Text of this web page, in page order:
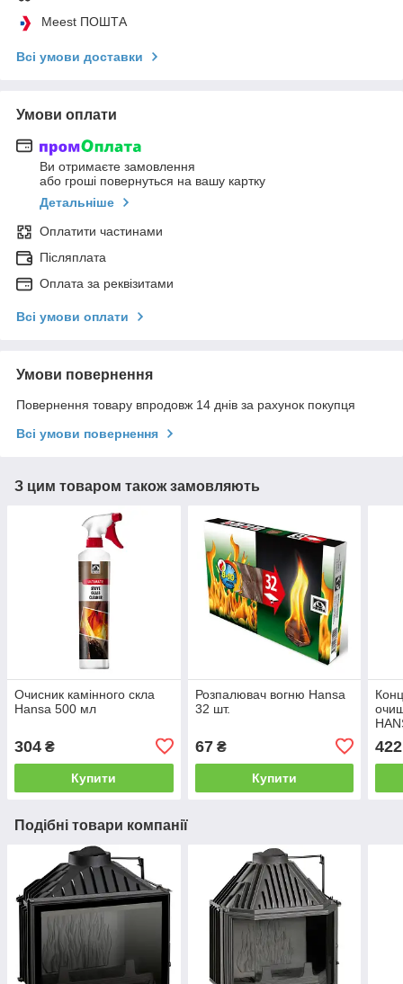
Meest ПОШТА
Всі умови доставки
Умови оплати
Ви отримаєте замовлення
або гроші повернуться на вашу картку
Детальніше
Оплатити частинами
Післяплата
Оплата за реквізитами
Всі умови оплати
Умови повернення
Повернення товару впродовж 14 днів за рахунок покупця
Всі умови повернення
З цим товаром також замовляють
Очисник камінного скла
Hansa 500 мл
304 ₴
Купити
Розпалювач вогню Hansa
32 шт.
67₴
Купити
422
Подібні товари компанії